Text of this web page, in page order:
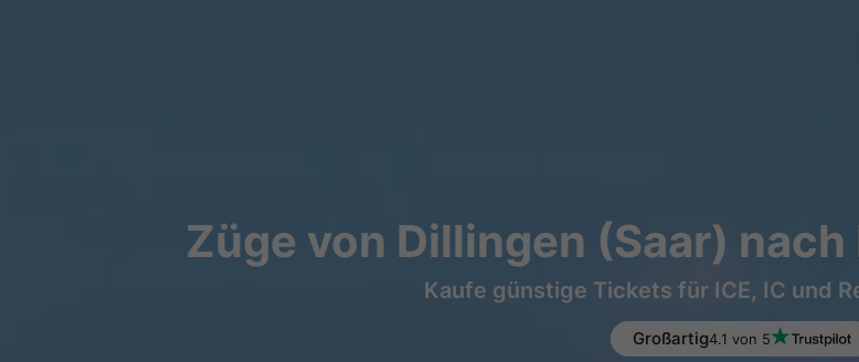
Züge von Dillingen (Saar)
Kaufe günstige Tickets für ICE, IC und
Großartig4.1 von 5